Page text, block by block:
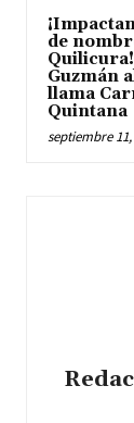
de
Guzmán
llama
Quintana
septiembre 11,